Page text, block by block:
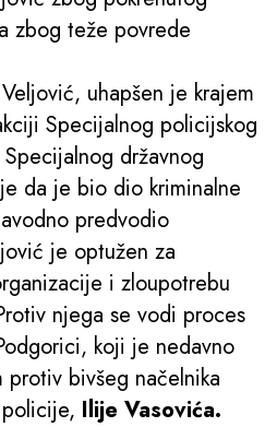
zbog teže povrede
uhapšen je krajem
Specijalnog policijskog
državnog
da je bio dio kriminalne
predvodio
je optužen za
i zloupotrebu
njega se vodi proces
koji je nedavno
bivšeg načelnika
Ilije Vasovića.